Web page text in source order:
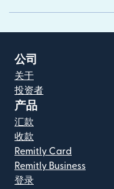
公司
关于
投资者
产品
汇款
收款
Remitly Card
Remitly Business
登录